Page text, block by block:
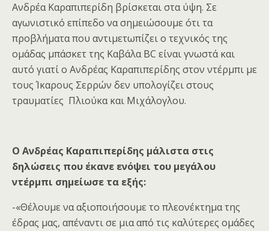
Ανδρέα Καραπιπερίδη βρίσκεται στα ύψη. Σε
αγωνιστικό επίπεδο να σημειώσουμε ότι τα
προβλήματα που αντιμετωπίζει ο τεχνικός της
ομάδας μπάσκετ της Καβάλα BC είναι γνωστά και
αυτό γιατί ο Ανδρέας Καραπιπερίδης στον ντέρμπι με
τους Ίκαρους Σερρών δεν υπολογίζει στους
τραυματίες Πλιούκα και Μιχάλογλου.
Ο Ανδρέας Καραπιπερίδης μάλιστα στις
δηλώσεις που έκανε ενόψει του μεγάλου
ντέρμπι σημείωσε τα εξής:
-«Θέλουμε να αξιοποιήσουμε το πλεονέκτημα της
έδρας μας, απέναντι σε μια από τις καλύτερες ομάδες